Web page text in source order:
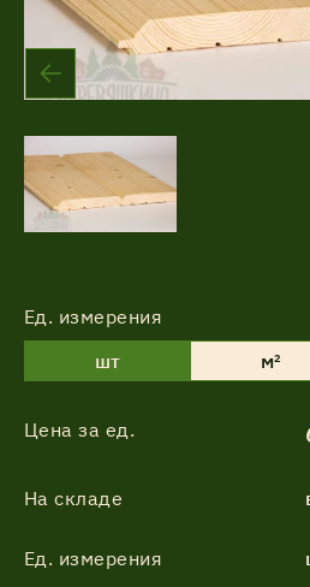
Контакты
Ед. измерения
шт
м²
Цена за ед.
На складе
Ед. измерения